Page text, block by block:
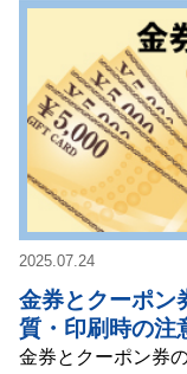
2025.07.24
金券とクーポン
質・印刷時の注
金券とクーポン券